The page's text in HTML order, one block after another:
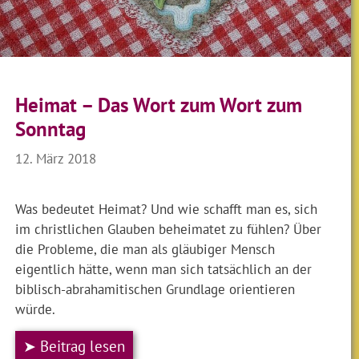
Heimat – Das Wort zum Wort zum
Sonntag
12. März 2018
Was bedeutet Heimat? Und wie schafft man es, sich
im christlichen Glauben beheimatet zu fühlen? Über
die Probleme, die man als gläubiger Mensch
eigentlich hätte, wenn man sich tatsächlich an der
biblisch-abrahamitischen Grundlage orientieren
würde.
➤ Beitrag lesen